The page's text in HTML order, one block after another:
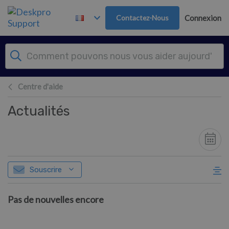
Passer au contenu principal
Contactez-Nous Connexion
Centre d'aide
Actualités
Souscrire
Pas de nouvelles encore